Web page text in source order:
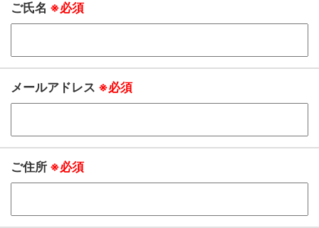
ご氏名 ※必須
メールアドレス ※必須
ご住所 ※必須